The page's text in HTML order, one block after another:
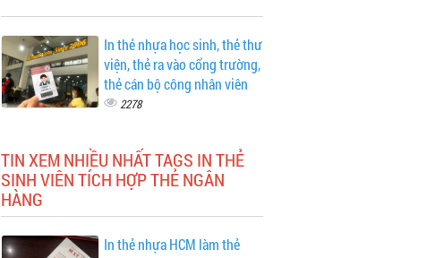
In thẻ nhựa học sinh, thẻ thư
viện, thẻ ra vào cổng trường,
thẻ cán bộ công nhân viên
2278
TIN XEM NHIỀU NHẤT TAGS IN THẺ
SINH VIÊN TÍCH HỢP THẺ NGÂN
HÀNG
In thẻ nhựa HCM làm thẻ